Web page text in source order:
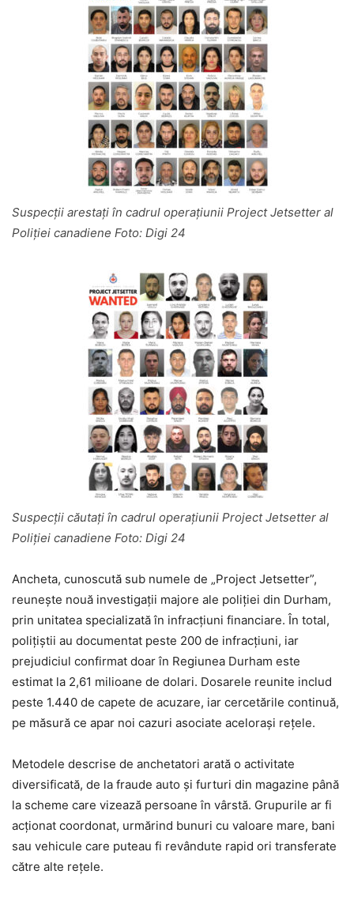
Suspecții arestați în cadrul operațiunii Project Jetsetter al
Poliției canadiene Foto: Digi 24
Suspecții căutați în cadrul operațiunii Project Jetsetter al
Poliției canadiene Foto: Digi 24
Ancheta, cunoscută sub numele de „Project Jetsetter”,
reunește nouă investigații majore ale poliției din Durham,
prin unitatea specializată în infracțiuni financiare. În total,
polițiștii au documentat peste 200 de infracțiuni, iar
prejudiciul confirmat doar în Regiunea Durham este
estimat la 2,61 milioane de dolari. Dosarele reunite includ
peste 1.440 de capete de acuzare, iar cercetările continuă,
pe măsură ce apar noi cazuri asociate acelorași rețele.
Metodele descrise de anchetatori arată o activitate
diversificată, de la fraude auto și furturi din magazine până
la scheme care vizează persoane în vârstă. Grupurile ar fi
acționat coordonat, urmărind bunuri cu valoare mare, bani
sau vehicule care puteau fi revândute rapid ori transferate
către alte rețele.